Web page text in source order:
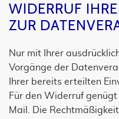
WIDERRUF
ZUR
Nur mit Ihrer
Vorgänge der
Ihrer bereits erteilten
Für den Widerruf
Mail. Die